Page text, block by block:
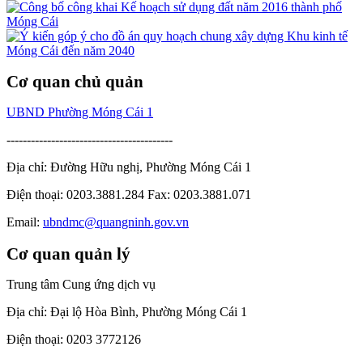
Cơ quan chủ quản
UBND Phường Móng Cái 1
-----------------------------------------
Địa chỉ: Đường Hữu nghị, Phường Móng Cái 1
Điện thoại: 0203.3881.284 Fax: 0203.3881.071
Email: ubndmc@quangninh.gov.vn
Cơ quan quản lý
Trung tâm Cung ứng dịch vụ
Địa chỉ: Đại lộ Hòa Bình, Phường Móng Cái 1
Điện thoại: 0203 3772126